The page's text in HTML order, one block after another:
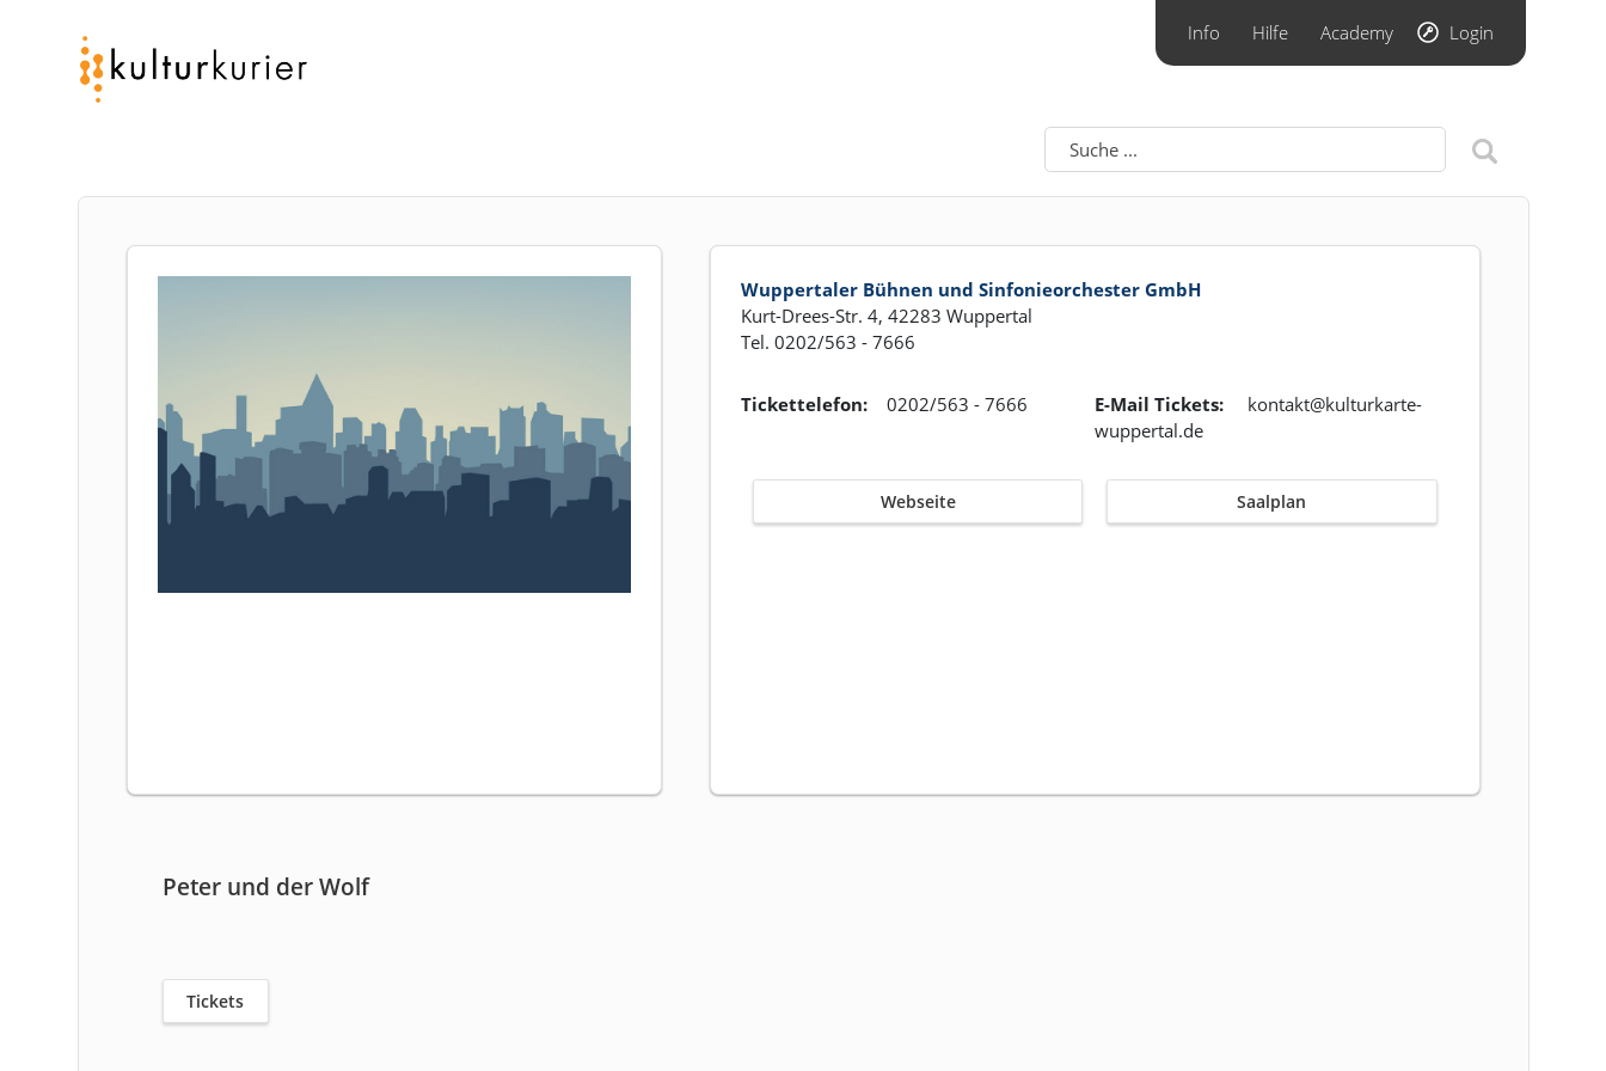
Info Hilfe Academy Login
Wuppertaler Bühnen und Sinfonieorchester GmbH
Kurt-Drees-Str. 4, 42283 Wuppertal
Tel. 0202/563 - 7666
Tickettelefon: 0202/563 - 7666 E-Mail Tickets: kontakt@kulturkarte-
wuppertal.de
Webseite Saalplan
Peter und der Wolf
Tickets